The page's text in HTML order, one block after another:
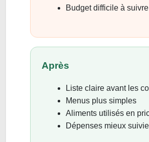
Budget difficile à suivre
Après
Liste claire avant les
Menus plus simples
Aliments utilisés en
Dépenses mieux